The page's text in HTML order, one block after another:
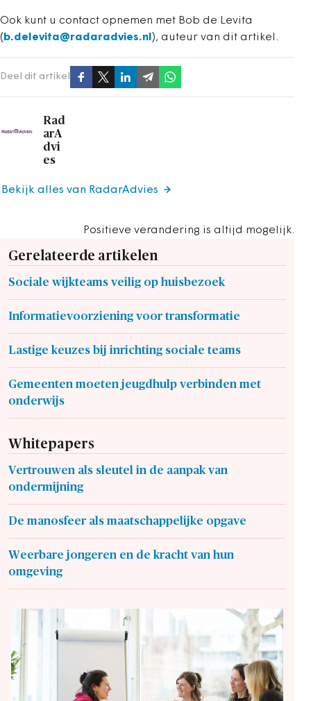
Ook kunt u contact opnemen met Bob de Levita
( b.delevita@radaradvies.nl ), auteur van dit artikel.
Deel dit artikel
Rad
arA
dvi
es
Positieve verandering is altijd mogelijk.
Bekijk alles van RadarAdvies
Gerelateerde artikelen
Sociale wijkteams veilig op huisbezoek
Informatievoorziening voor transformatie
Lastige keuzes bij inrichting sociale teams
Gemeenten moeten jeugdhulp verbinden met
onderwijs
Whitepapers
Vertrouwen als sleutel in de aanpak van
ondermijning
De manosfeer als maatschappelijke opgave
Weerbare jongeren en de kracht van hun
omgeving